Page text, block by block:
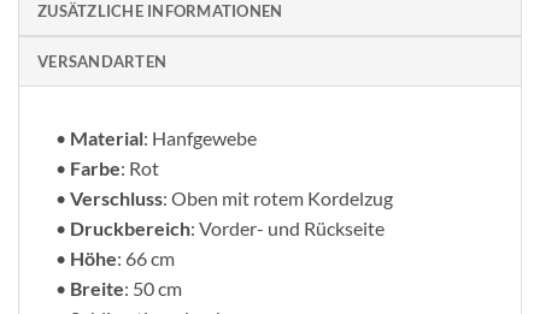
ZUSÄTZLICHE INFORMATIONEN
VERSANDARTEN
• Material: Hanfgewebe
• Farbe: Rot
• Verschluss: Oben mit rotem Kordelzug
• Druckbereich: Vorder- und Rückseite
• Höhe: 66 cm
• Breite: 50 cm